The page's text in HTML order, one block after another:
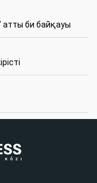
атты би байқауы